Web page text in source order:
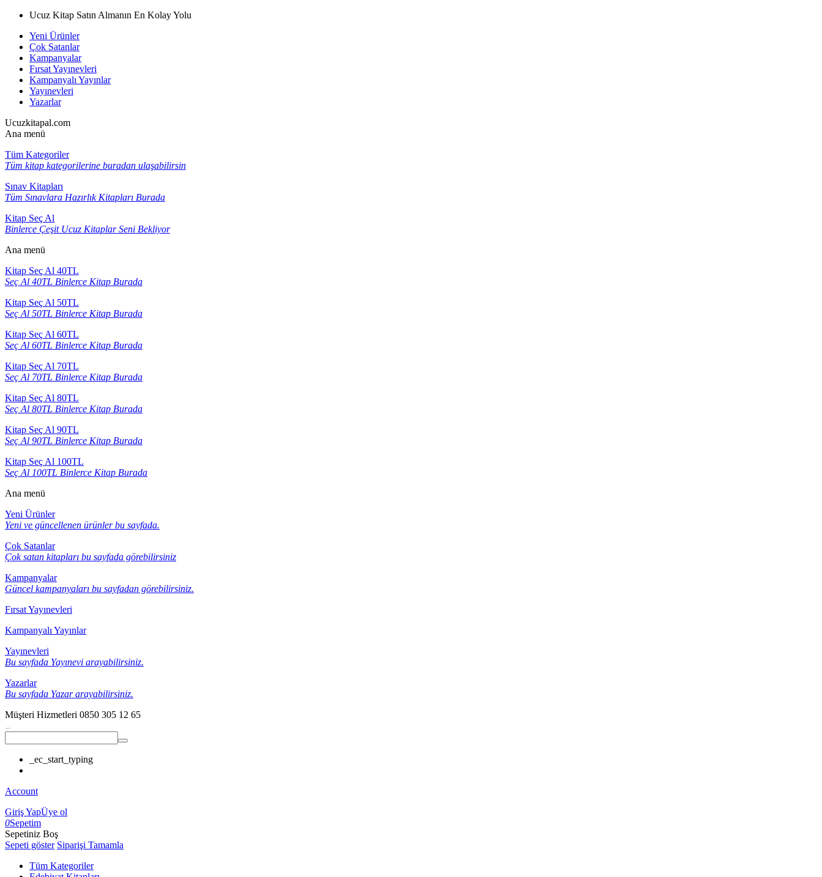
Ucuz Kitap Satın Almanın En Kolay Yolu
Yeni Ürünler
Çok Satanlar
Kampanyalar
Fırsat Yayınevleri
Kampanyalı Yayınlar
Yayınevleri
Yazarlar
Ucuzkitapal.com
Ana menü
Tüm Kategoriler
Tüm kitap kategorilerine buradan ulaşabilirsin
Sınav Kitapları
Tüm Sınavlara Hazırlık Kitapları Burada
Kitap Seç Al
Binlerce Çeşit Ucuz Kitaplar Seni Bekliyor
Ana menü
Kitap Seç Al 40TL
Seç Al 40TL Binlerce Kitap Burada
Kitap Seç Al 50TL
Seç Al 50TL Binlerce Kitap Burada
Kitap Seç Al 60TL
Seç Al 60TL Binlerce Kitap Burada
Kitap Seç Al 70TL
Seç Al 70TL Binlerce Kitap Burada
Kitap Seç Al 80TL
Seç Al 80TL Binlerce Kitap Burada
Kitap Seç Al 90TL
Seç Al 90TL Binlerce Kitap Burada
Kitap Seç Al 100TL
Seç Al 100TL Binlerce Kitap Burada
Ana menü
Yeni Ürünler
Yeni ve güncellenen ürünler bu sayfada.
Çok Satanlar
Çok satan kitapları bu sayfada görebilirsiniz
Kampanyalar
Güncel kampanyaları bu sayfadan görebilirsiniz.
Fırsat Yayınevleri
Kampanyalı Yayınlar
Yayınevleri
Bu sayfada Yayınevi arayabilirsiniz.
Yazarlar
Bu sayfada Yazar arayabilirsiniz.
Müşteri Hizmetleri 0850 305 12 65
_ec_start_typing
Account
Giriş YapÜye ol
0Sepetim
Sepetiniz Boş
Sepeti göster Siparişi Tamamla
Tüm Kategoriler